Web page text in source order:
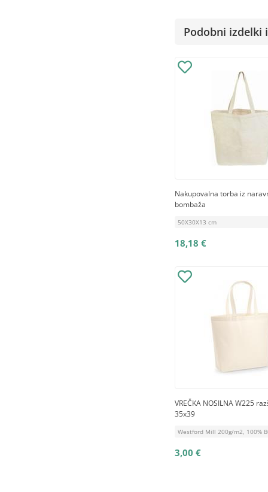
Podobni izdelki
Nakupovalna torba iz
bombaža
50X30X13 cm
18,18 €
VREČKA NOSILNA W225
35x39
Westford Mill 200g/m2, 100%
3,00 €